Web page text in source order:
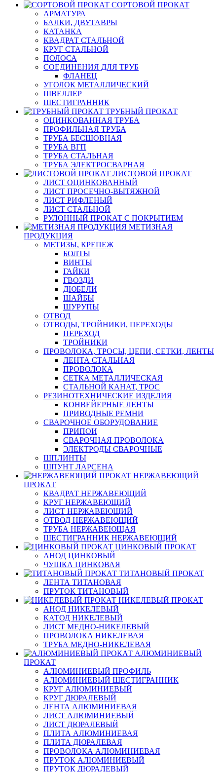
СОРТОВОЙ ПРОКАТ
АРМАТУРА
БАЛКИ, ДВУТАВРЫ
КАТАНКА
КВАДРАТ СТАЛЬНОЙ
КРУГ СТАЛЬНОЙ
ПОЛОСА
СОЕДИНЕНИЯ ДЛЯ ТРУБ
ФЛАНЕЦ
УГОЛОК МЕТАЛЛИЧЕСКИЙ
ШВЕЛЛЕР
ШЕСТИГРАННИК
ТРУБНЫЙ ПРОКАТ
ОЦИНКОВАННАЯ ТРУБА
ПРОФИЛЬНАЯ ТРУБА
ТРУБА БЕСШОВНАЯ
ТРУБА ВГП
ТРУБА СТАЛЬНАЯ
ТРУБА ЭЛЕКТРОСВАРНАЯ
ЛИСТОВОЙ ПРОКАТ
ЛИСТ ОЦИНКОВАННЫЙ
ЛИСТ ПРОСЕЧНО-ВЫТЯЖНОЙ
ЛИСТ РИФЛЕНЫЙ
ЛИСТ СТАЛЬНОЙ
РУЛОННЫЙ ПРОКАТ С ПОКРЫТИЕМ
МЕТИЗНАЯ
ПРОДУКЦИЯ
МЕТИЗЫ, КРЕПЕЖ
БОЛТЫ
ВИНТЫ
ГАЙКИ
ГВОЗДИ
ДЮБЕЛИ
ШАЙБЫ
ШУРУПЫ
ОТВОД
ОТВОДЫ, ТРОЙНИКИ, ПЕРЕХОДЫ
ПЕРЕХОД
ТРОЙНИКИ
ПРОВОЛОКА, ТРОСЫ, ЦЕПИ, СЕТКИ, ЛЕНТЫ
ЛЕНТА СТАЛЬНАЯ
ПРОВОЛОКА
СЕТКА МЕТАЛЛИЧЕСКАЯ
СТАЛЬНОЙ КАНАТ, ТРОС
РЕЗИНОТЕХНИЧЕСКИЕ ИЗДЕЛИЯ
КОНВЕЙЕРНЫЕ ЛЕНТЫ
ПРИВОДНЫЕ РЕМНИ
СВАРОЧНОЕ ОБОРУДОВАНИЕ
ПРИПОИ
СВАРОЧНАЯ ПРОВОЛОКА
ЭЛЕКТРОДЫ СВАРОЧНЫЕ
ШПЛИНТЫ
ШПУНТ ЛАРСЕНА
НЕРЖАВЕЮЩИЙ
ПРОКАТ
КВАДРАТ НЕРЖАВЕЮЩИЙ
КРУГ НЕРЖАВЕЮЩИЙ
ЛИСТ НЕРЖАВЕЮЩИЙ
ОТВОД НЕРЖАВЕЮЩИЙ
ТРУБА НЕРЖАВЕЮЩАЯ
ШЕСТИГРАННИК НЕРЖАВЕЮЩИЙ
ЦИНКОВЫЙ ПРОКАТ
АНОД ЦИНКОВЫЙ
ЧУШКА ЦИНКОВАЯ
ТИТАНОВЫЙ ПРОКАТ
ЛЕНТА ТИТАНОВАЯ
ПРУТОК ТИТАНОВЫЙ
НИКЕЛЕВЫЙ ПРОКАТ
АНОД НИКЕЛЕВЫЙ
КАТОД НИКЕЛЕВЫЙ
ЛИСТ МЕДНО-НИКЕЛЕВЫЙ
ПРОВОЛОКА НИКЕЛЕВАЯ
ТРУБА МЕДНО-НИКЕЛЕВАЯ
АЛЮМИНИЕВЫЙ
ПРОКАТ
АЛЮМИНИЕВЫЙ ПРОФИЛЬ
АЛЮМИНИЕВЫЙ ШЕСТИГРАННИК
КРУГ АЛЮМИНИЕВЫЙ
КРУГ ДЮРАЛЕВЫЙ
ЛЕНТА АЛЮМИНИЕВАЯ
ЛИСТ АЛЮМИНИЕВЫЙ
ЛИСТ ДЮРАЛЕВЫЙ
ПЛИТА АЛЮМИНИЕВАЯ
ПЛИТА ДЮРАЛЕВАЯ
ПРОВОЛОКА АЛЮМИНИЕВАЯ
ПРУТОК АЛЮМИНИЕВЫЙ
ПРУТОК ДЮРАЛЕВЫЙ